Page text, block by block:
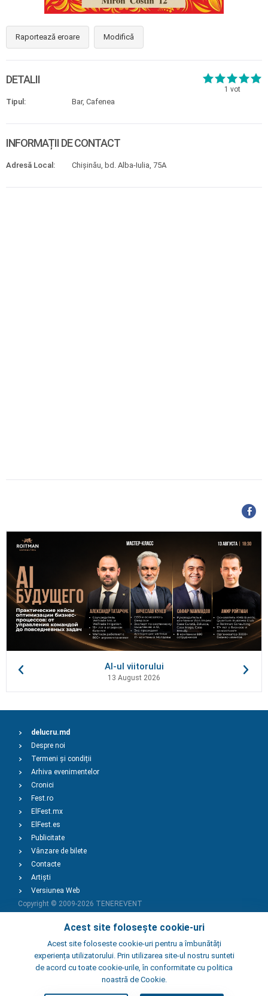
Raportează eroare Modifică
1 vot
DETALII
Tipul: Bar, Cafenea
INFORMAȚII DE CONTACT
Adresă Local: Chișinău, bd. Alba-Iulia, 75A
AI-ul viitorului
13 August 2026
Acest site folosește cookie-uri
Acest site foloseste cookie-uri pentru a îmbunătăți
experiența utilizatorului. Prin utilizarea site-ul nostru sunteti
de acord cu toate cookie-urile, în conformitate cu politica
noastră de Cookie.
delucru.md
Despre noi
Termeni și condiții
Arhiva evenimentelor
Cronici
Fest.ro
ElFest.mx
ElFest.es
Publicitate
Vânzare de bilete
Contacte
Artiști
Versiunea Web
Copyright © 2009-2026 TENEREVENT
Adaugă Eveniment
Adaugă Local